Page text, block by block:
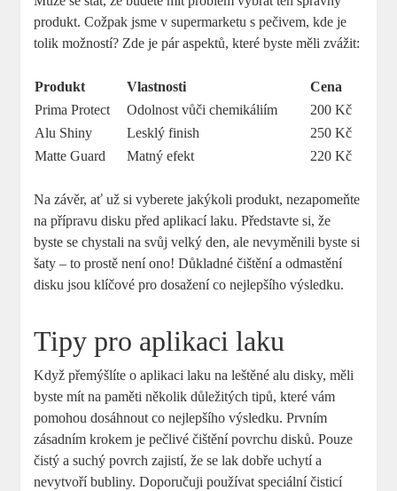
produkt. Cožpak jsme v supermarketu s pečivem, kde je
tolik možností? Zde je pár aspektů, které byste měli zvážit:
Produkt Vlastnosti
Cena
Prima Protect
Odolnost vůči chemikáliím
200 Kč
Alu Shiny
Lesklý finish
250 Kč
Matte Guard
Matný efekt 220 Kč
Na závěr, ať už si vyberete jakýkoli produkt, nezapomeňte
na přípravu disku před aplikací laku. Představte si, že
byste se chystali na svůj velký den, ale nevyměnili byste si
šaty – to prostě není ono! Důkladné čištění a odmastění
disku jsou klíčové pro dosažení co nejlepšího výsledku.
Tipy pro aplikaci laku
Když přemýšlíte o aplikaci laku na leštěné alu disky, měli
byste mít na paměti několik důležitých tipů, které vám
pomohou dosáhnout co nejlepšího výsledku. Prvním
zásadním krokem je pečlivé čištění povrchu disků. Pouze
čistý a suchý povrch zajistí, že se lak dobře uchytí a
nevytvoří bubliny. Doporučuji používat speciální čisticí